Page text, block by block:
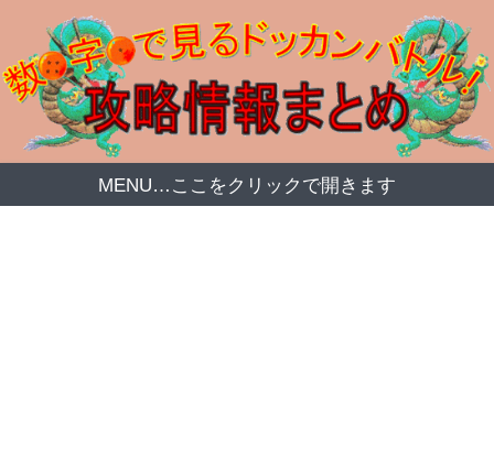
MENU…ここをクリックで開きます